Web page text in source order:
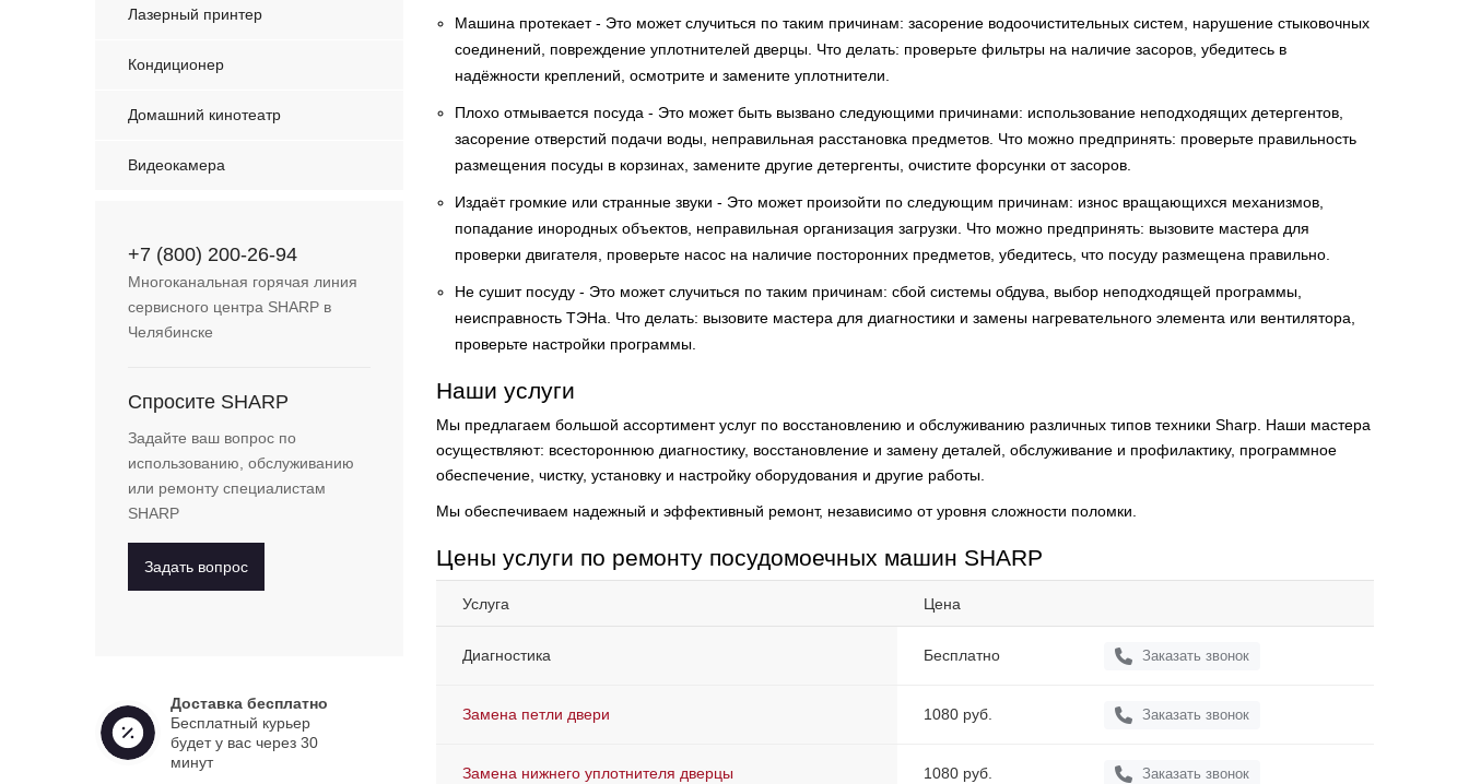
Лазерный принтер
Кондиционер
Домашний кинотеатр
Видеокамера
+7 (800) 200-26-94
Многоканальная горячая линия
сервисного центра SHARP в
Челябинске
Спросите SHARP
Задайте ваш вопрос по
использованию, обслуживанию
или ремонту специалистам
SHARP
Задать вопрос
Доставка бесплатно
Бесплатный курьер
будет у вас через 30
минут
Машина протекает - Это может случиться по таким причинам: засорение водоочистительных систем, нарушение стыковочных
соединений, повреждение уплотнителей дверцы. Что делать: проверьте фильтры на наличие засоров, убедитесь в
надёжности креплений, осмотрите и замените уплотнители.
Плохо отмывается посуда - Это может быть вызвано следующими причинами: использование неподходящих детергентов,
засорение отверстий подачи воды, неправильная расстановка предметов. Что можно предпринять: проверьте правильность
размещения посуды в корзинах, замените другие детергенты, очистите форсунки от засоров.
Издаёт громкие или странные звуки - Это может произойти по следующим причинам: износ вращающихся механизмов,
попадание инородных объектов, неправильная организация загрузки. Что можно предпринять: вызовите мастера для
проверки двигателя, проверьте насос на наличие посторонних предметов, убедитесь, что посуду размещена правильно.
Не сушит посуду - Это может случиться по таким причинам: сбой системы обдува, выбор неподходящей программы,
неисправность ТЭНа. Что делать: вызовите мастера для диагностики и замены нагревательного элемента или вентилятора,
проверьте настройки программы.
Наши услуги
Мы предлагаем большой ассортимент услуг по восстановлению и обслуживанию различных типов техники Sharp. Наши мастера
осуществляют: всестороннюю диагностику, восстановление и замену деталей, обслуживание и профилактику, программное
обеспечение, чистку, установку и настройку оборудования и другие работы.
Мы обеспечиваем надежный и эффективный ремонт, независимо от уровня сложности поломки.
Цены услуги по ремонту посудомоечных машин SHARP
Услуга Цена
Диагностика Бесплатно Заказать звонок
Замена петли двери 1080 руб. Заказать звонок
Замена нижнего уплотнителя дверцы 1080 руб. Заказать звонок